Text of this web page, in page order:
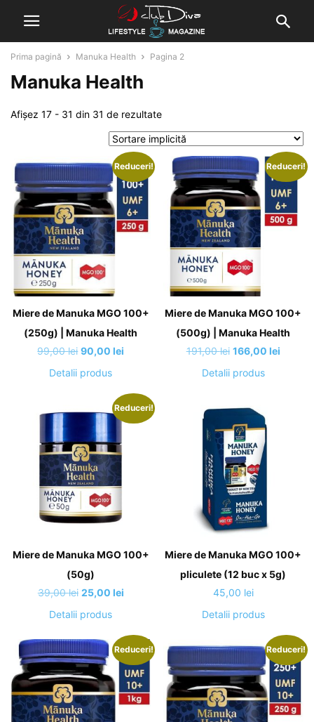
Prima pagină Manuka Health Pagina 2
Manuka Health
Afișez 17 - 31 din 31 de rezultate
Reduceri!
Miere de Manuka MGO 100+
(250g) | Manuka Health
99,00lei Prețul
inițial
99,00 lei.
90,00lei
90,00 lei.
Detalii produs
Reduceri!
Miere de Manuka MGO 100+
(500g) | Manuka Health
191,00lei Prețul
inițial
191,00 lei.
166,00 leiPrețul
Detalii produs
Reduceri!
Miere de Manuka MGO 100+
(50g)
39,00lei Prețul
inițial
fost:
39,00 lei.
25,00 leiPrețul
25,00 lei.
Detalii produs
Miere de Manuka MGO 100+
pliculete (12 buc x 5g)
45,00 lei
Detalii produs
Reduceri! Reduceri!